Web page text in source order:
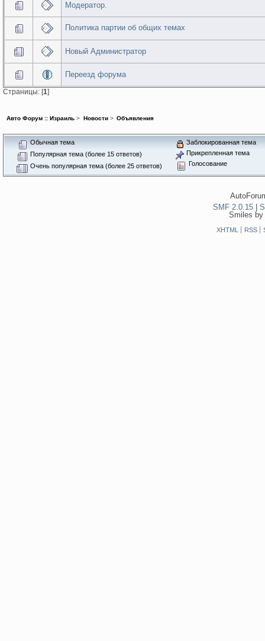
Модератор.
Политика партии об общих темах
Новый Администратор
Переезд форума
Страницы: [1]
Авто Форум :: Израиль > Новости> Объявления
Обычная тема
Популярная тема (более 15 ответов)
Очень популярная тема (более 25 ответов)
Заблокированная тема
Прикрепленная тема
Голосование
SMF 2.0.15
Smiles
XHTML RSS